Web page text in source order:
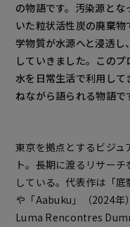
の物語です。汚染源と
いた粒状活性炭の廃棄
学物質が水源へと浸透し
していきました。この
水を日常生活で利用し
ねながら語られる物語で
東京を拠点とするビジュ
ト。長期に渡るリサー
している。代表作は「底
や「Aabuku」（2024年
Luma Rencontres